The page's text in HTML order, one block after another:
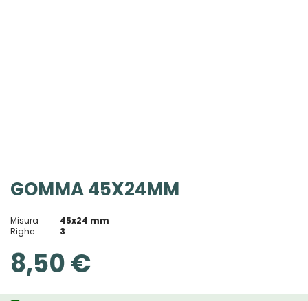
GOMMA 45X24MM
Vai
all'inizio
galleria
immagini
Misura
45x24 mm
Righe
3
8,50 €